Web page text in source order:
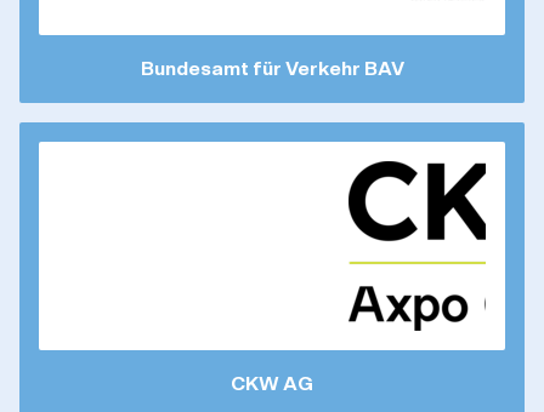
Bundesamt für Verkehr BAV
CKW AG